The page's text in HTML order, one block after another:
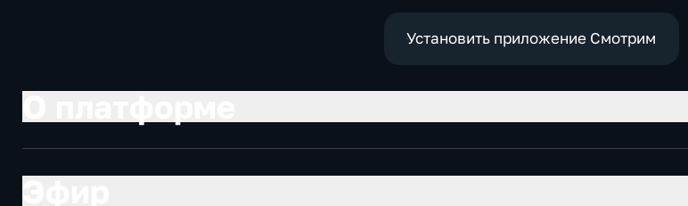
Установить приложение Смотрим